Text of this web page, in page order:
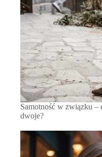
Samotność w związku –
dwoje?